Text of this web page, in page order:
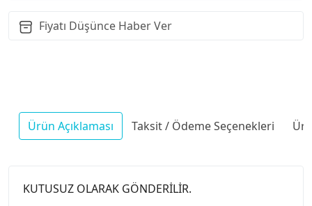
Fiyatı Düşünce Haber Ver
Ürün Açıklaması Taksit / Ödeme Seçenekleri
KUTUSUZ OLARAK GÖNDERİLİR.